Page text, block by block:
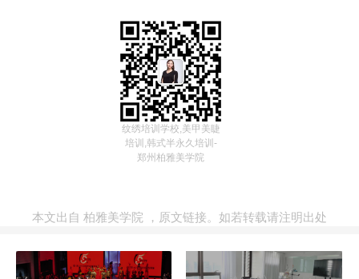
纹绣培训学校,美甲美睫
培训,韩式半永久培训-
郑州柏雅美学院
本文出自 柏雅美学院 ， 原文链接。如若转载请注明出处